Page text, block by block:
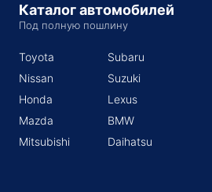
Каталог автомобилей
Под полную пошлину
Toyota
Nissan
Honda
Mazda
Mitsubishi
Subaru
Suzuki
Lexus
BMW
Daihatsu